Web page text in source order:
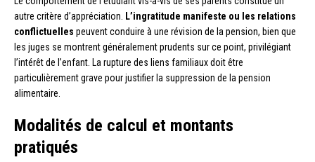
autre critère d’appréciation. L’ingratitude manifeste ou les relations
conflictuelles peuvent conduire à une révision de la pension, bien que
les juges se montrent généralement prudents sur ce point, privilégiant
l’intérêt de l’enfant. La rupture des liens familiaux doit être
particulièrement grave pour justifier la suppression de la pension
alimentaire.
Modalités de calcul et montants
pratiqués